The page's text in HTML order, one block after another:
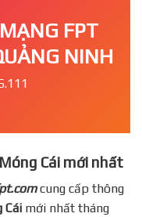
FPT
NINH
Cái mới nhất
cung cấp thông
Cái mới nhất tháng